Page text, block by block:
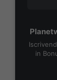
in